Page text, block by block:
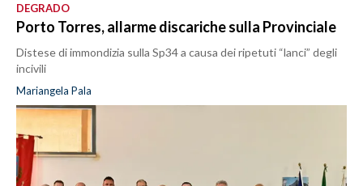
DEGRADO
Porto Torres, allarme discariche sulla Provinciale
Distese di immondizia sulla Sp34 a causa dei ripetuti “lanci” degli
incivili
Mariangela Pala